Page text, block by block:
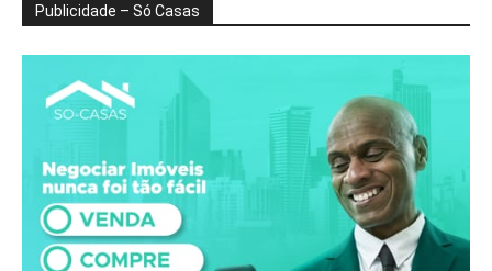
Publicidade – Só Casas